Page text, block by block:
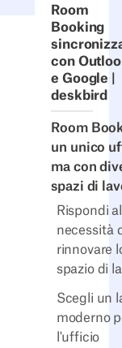
Room
Booking
con
e Google |
deskbird
Room
un unico
ma con
spazi di
Rispondi
necessità
rinnovare
spazio di
Scegli un
moderno
l'ufficio